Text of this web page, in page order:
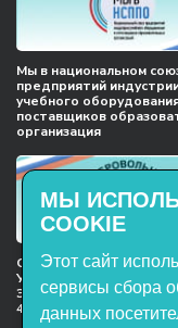
Мы в национальном
предприятий
учебного
поставщиков
организация
Сертификат
Учебное оборудование,
ЭнергияЛаб ТУ
47627947–2021
МЫ
COOKIE
Этот сайт
сервисы сбора
данных